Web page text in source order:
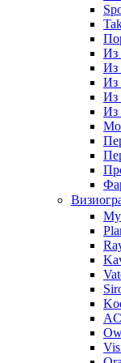
Из
Из
Из
Из